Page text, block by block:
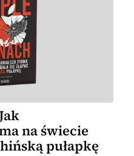
na świecie
pułapkę